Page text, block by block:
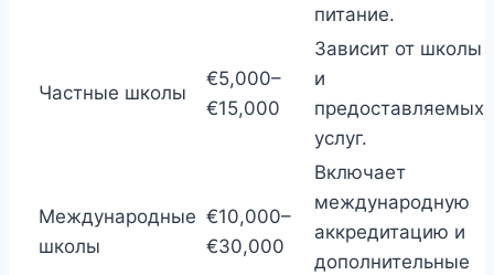
питание.
Частные школы
€5,000–
€15,000
Зависит от школы
и
предоставляемых
услуг.
Международные
школы
€10,000–
€30,000
Включает
международную
аккредитацию и
дополнительные